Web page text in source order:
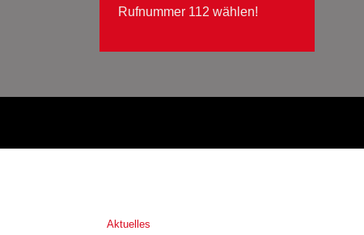
Rufnummer 112 wählen!
Aktuelles